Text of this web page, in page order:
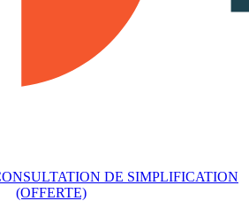
DE SIMPLIFICATION
(OFFERTE)